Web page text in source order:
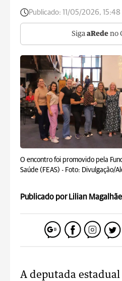
Publicado: 11/05/2026, 15:48
Siga aRede no
O encontro foi promovido pela
Saúde (FEAS) - Foto: Divulgação/
Publicado por Lilian
A deputada